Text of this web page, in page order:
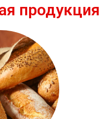
продукция